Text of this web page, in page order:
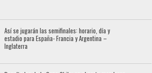
Así se jugarán las semifinales: horario, día y
estadio para España- Francia y Argentina –
Inglaterra